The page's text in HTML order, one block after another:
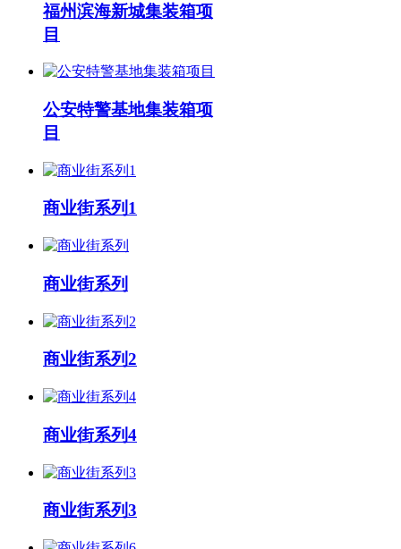
福州滨海新城集装箱项
目
公安特警基地集装箱项
目
商业街系列1
商业街系列
商业街系列2
商业街系列4
商业街系列3